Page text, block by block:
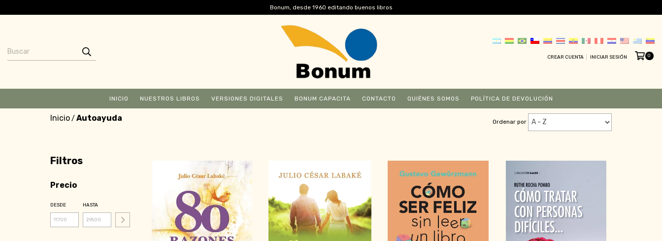
Bonum, desde 1960 editando buenos libros
CREAR CUENTA INICIAR SESIÓN 0
INICIO NUESTROS LIBROS VERSIONES DIGITALES BONUM CAPACITA CONTACTO QUIÉNES SOMOS POLÍTICA DE DEVOLUCIÓN
Inicio/ Autoayuda Ordenar por
Filtros
Precio
DESDE HASTA